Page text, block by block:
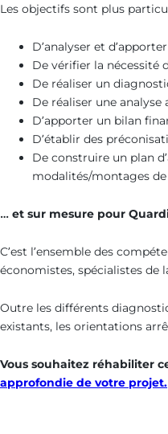
Les objectifs sont plus
D’analyser et
De vérifier la nécessité
De réaliser un
De réaliser une
D’apporter un bilan
D’établir des
De construire un plan
modalités/montages
… et sur mesure pour
C’est l’ensemble des
économistes, spécialistes de
Outre les différents
existants, les orientations
Vous souhaitez réhabiliter
approfondie de votre projet.